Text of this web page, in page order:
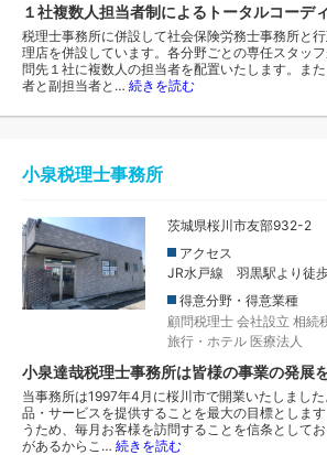
１社複数人担当者制によるトータルコーデ
税理士事務所に併設して社会保険労務士事務所と
理店を併設しています。各分野ごとの専任スタッ
問先１社に複数人の担当者を配置いたします。ま
者と副担当者と… 続きを読む
小泉税理士事務所
茨城県桜川市友部932-2
アクセス
JR水戸線 羽黒駅より徒
得意分野・得意業種
顧問税理士 会社設立 相続
旅行・ホテル 医療法人
小泉達哉税理士事務所は皆様の事業の発展
当事務所は1997年4月に桜川市で開業いたしまし
品・サービスを提供することを最大の目標としま
うため、毎月お客様を訪問することを信条として
があるからこ… 続きを読む